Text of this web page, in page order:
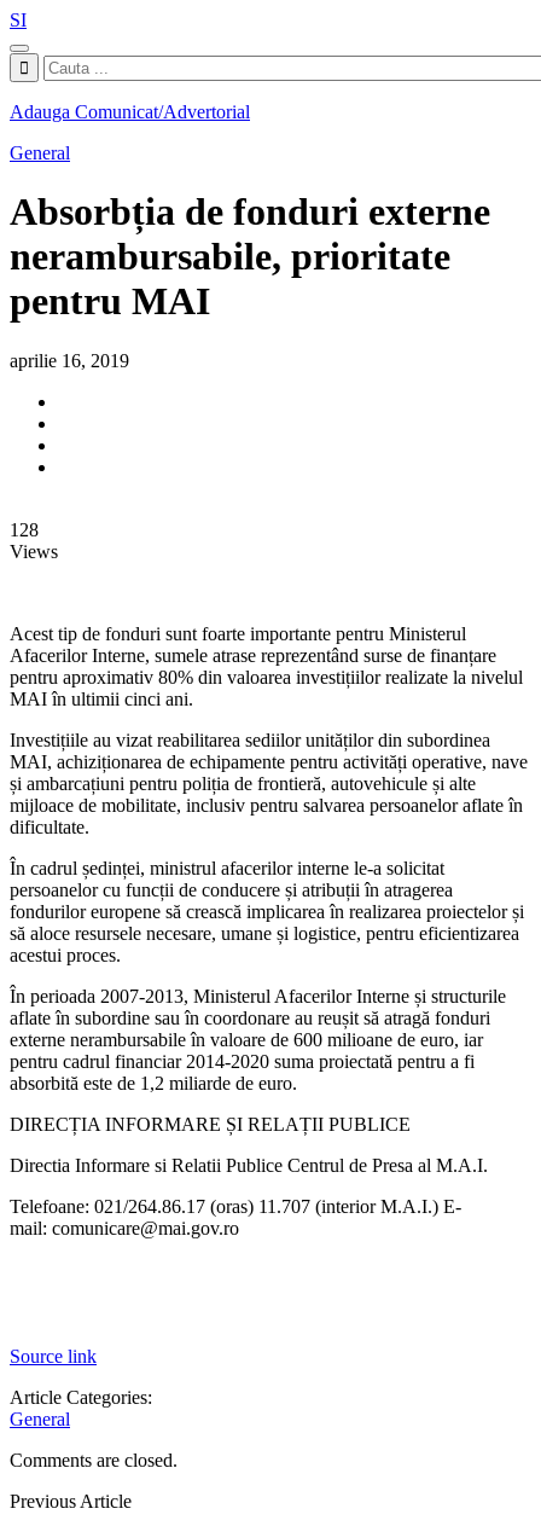
SI
Adauga Comunicat/Advertorial
General
Absorbția de fonduri externe
nerambursabile, prioritate
pentru MAI
aprilie 16, 2019
128
Views
Acest tip de fonduri sunt foarte importante pentru Ministerul
Afacerilor Interne, sumele atrase reprezentând surse de finanțare
pentru aproximativ 80% din valoarea investițiilor realizate la nivelul
MAI în ultimii cinci ani.
Investițiile au vizat reabilitarea sediilor unităților din subordinea
MAI, achiziționarea de echipamente pentru activități operative, nave
și ambarcațiuni pentru poliția de frontieră, autovehicule și alte
mijloace de mobilitate, inclusiv pentru salvarea persoanelor aflate în
dificultate.
În cadrul ședinței, ministrul afacerilor interne le-a solicitat
persoanelor cu funcții de conducere și atribuții în atragerea
fondurilor europene să crească implicarea în realizarea proiectelor și
să aloce resursele necesare, umane și logistice, pentru eficientizarea
acestui proces.
În perioada 2007-2013, Ministerul Afacerilor Interne și structurile
aflate în subordine sau în coordonare au reușit să atragă fonduri
externe nerambursabile în valoare de 600 milioane de euro, iar
pentru cadrul financiar 2014-2020 suma proiectată pentru a fi
absorbită este de 1,2 miliarde de euro.
DIRECȚIA INFORMARE ȘI RELAȚII PUBLICE
Directia Informare si Relatii Publice Centrul de Presa al M.A.I.
Telefoane: 021/264.86.17 (oras) 11.707 (interior M.A.I.) E-
mail: comunicare@mai.gov.ro
Source link
Article Categories:
General
Comments are closed.
Previous Article